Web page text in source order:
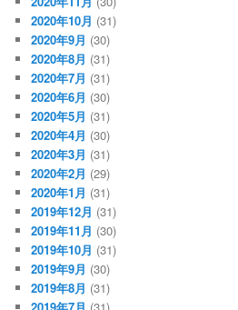
2020年10月 (31)
2020年9月 (30)
2020年8月 (31)
2020年7月 (31)
2020年6月 (30)
2020年5月 (31)
2020年4月 (30)
2020年3月 (31)
2020年2月 (29)
2020年1月 (31)
2019年12月 (31)
2019年11月 (30)
2019年10月 (31)
2019年9月 (30)
2019年8月 (31)